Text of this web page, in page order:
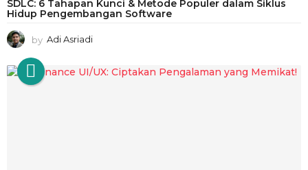
SDLC: 6 Tahapan Kunci & Metode Populer dalam Siklus
Hidup Pengembangan Software
by Adi Asriadi